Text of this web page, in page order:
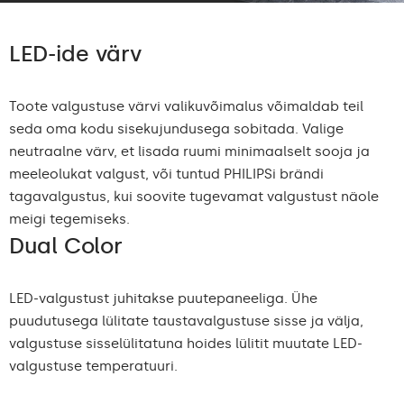
LED-ide värv
Toote valgustuse värvi valikuvõimalus võimaldab teil
seda oma kodu sisekujundusega sobitada. Valige
neutraalne värv, et lisada ruumi minimaalselt sooja ja
meeleolukat valgust, või tuntud PHILIPSi brändi
tagavalgustus, kui soovite tugevamat valgustust näole
meigi tegemiseks.
Dual Color
LED-valgustust juhitakse puutepaneeliga. Ühe
puudutusega lülitate taustavalgustuse sisse ja välja,
valgustuse sisselülitatuna hoides lülitit muutate LED-
valgustuse temperatuuri.